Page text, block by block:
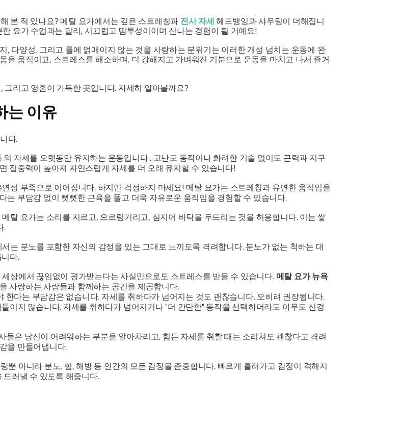
본 적 있나요? 메탈 요가에서는 깊은 스트레칭과 전사 자세 헤드뱅잉과 샤우팅이 더해집니
요가 수업과는 달리, 시끄럽고 땀투성이이며 신나는 경험이 될 거예요!
, 다양성, 그리고 틀에 얽매이지 않는 것을 사랑하는 분위기는 이러한 개성 넘치는 운동에 완
을 움직이고, 스트레스를 해소하며, 더 강해지고 가벼워진 기분으로 운동을 마치고 나서 즐거
리고 영혼이 가득한 곳입니다. 자세히 알아볼까요?
는 이유
다.
의 자세를 오랫동안 유지하는 운동입니다 . 고난도 동작이나 화려한 기술 없이도 근력과 지구
집중력이 높아져 자연스럽게 자세를 더 오래 유지할 수 있습니다!
성 부족으로 이어집니다. 하지만 걱정하지 마세요! 메탈 요가는 스트레칭과 유연한 움직임을
는 부담감 없이 뻣뻣한 근육을 풀고 더욱 자유로운 움직임을 경험할 수 있습니다.
탈 요가는 소리를 지르고, 으르렁거리고, 심지어 바닥을 두드리는 것을 허용합니다. 이는 쌓
.
서는 분노를 포함한 자신의 감정을 있는 그대로 느끼도록 격려합니다. 분노가 없는 척하는 대
다.
상에서 끊임없이 평가받는다는 사실만으로도 스트레스를 받을 수 있습니다. 메탈 요가 뉴욕
사랑하는 사람들과 함께하는 공간을 제공합니다.
다는 부담감은 없습니다. 자세를 취하다가 넘어지는 것도 괜찮습니다. 오히려 권장됩니다.
이지 않습니다. 자세를 취하다가 넘어지거나 "더 간단한" 동작을 선택하더라도 아무도 신경
들은 당신이 어려워하는 부분을 알아차리고, 힘든 자세를 취할 때는 소리쳐도 괜찮다고 격려
을 만들어냅니다.
뿐 아니라 분노, 힘, 해방 등 인간의 모든 감정을 존중합니다. 빠르게 흘러가고 감정이 격해지
러낼 수 있도록 해줍니다.